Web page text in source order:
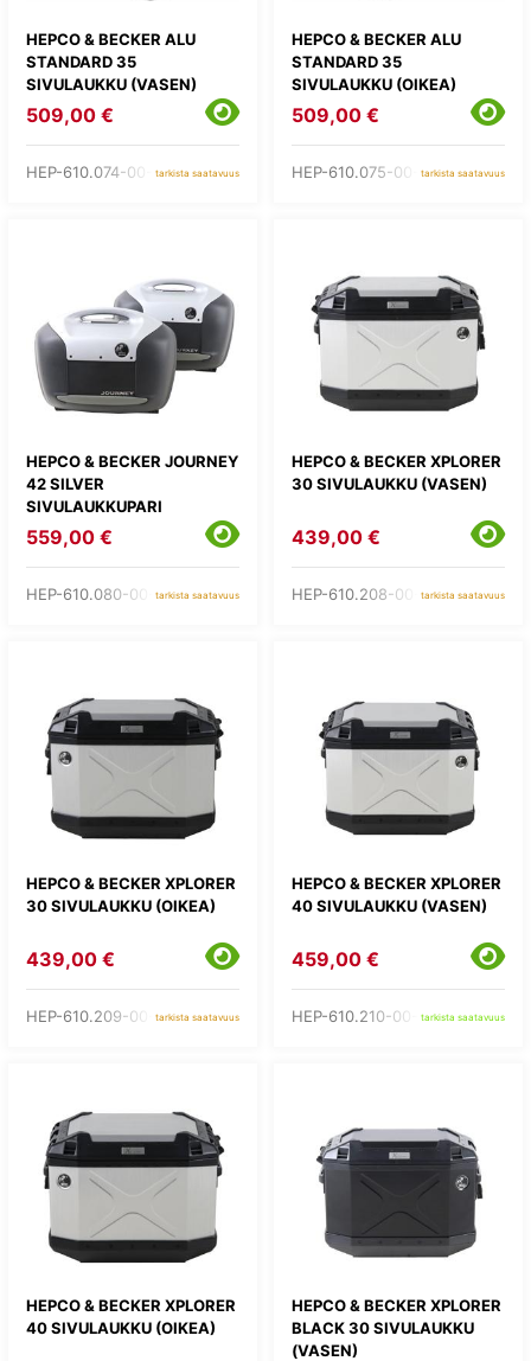
HEPCO & BECKER ALU
STANDARD 35
SIVULAUKKU (VASEN)
509,00 €
HEP-610.074-00-00tarkista saatavuus
HEPCO & BECKER ALU
STANDARD 35
SIVULAUKKU (OIKEA)
509,00 €
HEP-610.075-00-00tarkista saatavuus
HEPCO & BECKER JOURNEY
42 SILVER
SIVULAUKKUPARI
559,00 €
HEP-610.080-00-01tarkista saatavuus
HEPCO & BECKER XPLORER
30 SIVULAUKKU (VASEN)
439,00 €
HEP-610.208-00-00tarkista saatavuus
HEPCO & BECKER XPLORER
30 SIVULAUKKU (OIKEA)
439,00 €
HEP-610.209-00-00tarkista saatavuus
HEPCO & BECKER XPLORER
40 SIVULAUKKU (VASEN)
459,00 €
HEP-610.210-00-00tarkista saatavuus
HEPCO & BECKER XPLORER
40 SIVULAUKKU (OIKEA)
HEPCO & BECKER XPLORER
BLACK 30 SIVULAUKKU
(VASEN)